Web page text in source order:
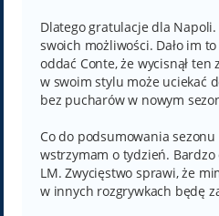
Dlatego gratulacje dla
swoich możliwości. Dało im
oddać Conte, że wycisnął ten
w swoim stylu może uciekać
bez pucharów w nowym
Co do podsumowania
wstrzymam o tydzień. Bardzo
LM. Zwycięstwo sprawi, że
w innych rozgrywkach będę